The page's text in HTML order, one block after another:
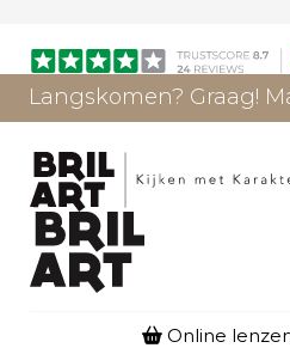
Langskomen? Graag!
Online